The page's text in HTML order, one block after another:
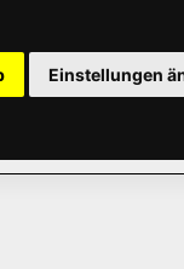
Einstellungen